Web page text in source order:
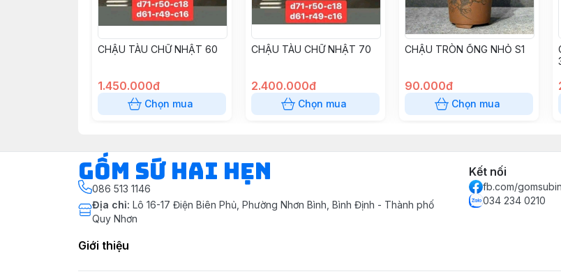
CHẬU TÀU CHỮ NHẬT 60
1.450.000đ
Chọn mua
CHẬU TÀU CHỮ NHẬT 70
2.400.000đ
Chọn mua
CHẬU TRÒN ỐNG NHỎ S1
90.000đ
Chọn mua
Gốm Sứ Hai Hẹn
086 513 1146
Địa chỉ: Lô 16-17 Điện Biên Phủ, Phường Nhơn Bình, Bình Định - Thành phố
Quy Nhơn
Kết nối
fb.com/
034 234 0210
Giới thiệu